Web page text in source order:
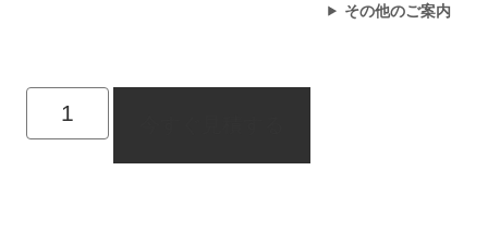
その他のご案内